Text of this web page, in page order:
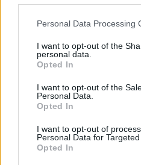
Please note that this website/
not limited to your visit or
grant or deny consent to
use your data for below
consent section.
Personal Data Processing
I want to opt-out of the
personal data.
Opted In
I want to opt-out of the
Personal Data.
Opted In
I want to opt-out of
Personal Data for Targeted
Opted In